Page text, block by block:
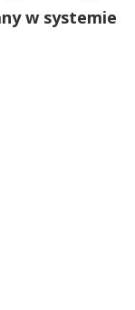
w systemie